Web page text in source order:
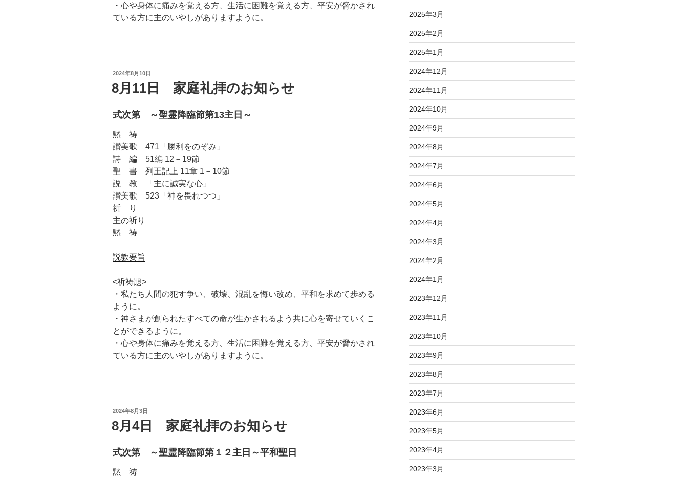
・心や身体に痛みを覚える方、生活に困難を覚える方、平安が脅かされ
ている方に主のいやしがありますように。
投
日:
2024年8月10日
8月11日 家庭礼拝のお知らせ
式次第 ～聖霊降臨節第13主日～
黙 祷
讃美歌 471「勝利をのぞみ」
詩 編 51編 12－19節
聖 書 列王記上 11章 1－10節
説 教 「主に誠実な心」
讃美歌 523「神を畏れつつ」
祈 り
主の祈り
黙 祷
説教要旨
<祈祷題>
・私たち人間の犯す争い、破壊、混乱を悔い改め、平和を求めて歩める
ように。
・神さまが創られたすべての命が生かされるよう共に心を寄せていくこ
とができるように。
・心や身体に痛みを覚える方、生活に困難を覚える方、平安が脅かされ
ている方に主のいやしがありますように。
投
日:
2024年8月3日
8月4日 家庭礼拝のお知らせ
式次第 ～聖霊降臨節第１２主日～平和聖日
黙 祷
2025年3月
2025年2月
2025年1月
2024年12月
2024年11月
2024年10月
2024年9月
2024年8月
2024年7月
2024年6月
2024年5月
2024年4月
2024年3月
2024年2月
2024年1月
2023年12月
2023年11月
2023年10月
2023年9月
2023年8月
2023年7月
2023年6月
2023年5月
2023年4月
2023年3月